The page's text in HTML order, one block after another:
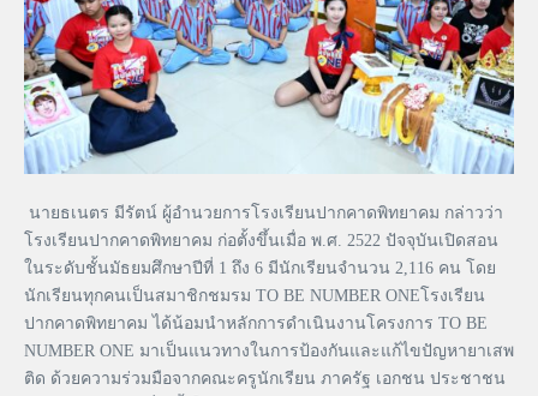
นายธเนตร มีรัตน์ ผู้อำนวยการโรงเรียนปากคาดพิทยาคม กล่าวว่า
โรงเรียนปากคาดพิทยาคม ก่อตั้งขึ้นเมื่อ พ.ศ. 2522 ปัจจุบันเปิดสอน
ในระดับชั้นมัธยมศึกษาปีที่ 1 ถึง 6 มีนักเรียนจำนวน 2,116 คน โดย
นักเรียนทุกคนเป็นสมาชิกชมรม TO BE NUMBER ONEโรงเรียน
ปากคาดพิทยาคม ได้น้อมนำหลักการดำเนินงานโครงการ TO BE
NUMBER ONE มาเป็นแนวทางในการป้องกันและแก้ไขปัญหายาเสพ
ติด ด้วยความร่วมมือจากคณะครูนักเรียน ภาครัฐ เอกชน ประชาชน